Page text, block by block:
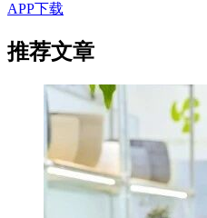
APP下载
推荐文章